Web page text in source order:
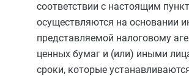
соответствии с настоящим
осуществляются на основании
представляемой налоговому
ценных бумаг и (или) иными
сроки, которые